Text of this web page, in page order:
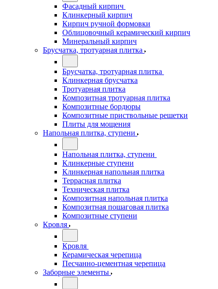
Фасадный кирпич
Клинкерный кирпич
Кирпич ручной формовки
Облицовочный керамический кирпич
Минеральный кирпич
Брусчатка, тротуарная плитка
Брусчатка, тротуарная плитка
Клинкерная брусчатка
Тротуарная плитка
Композитная тротуарная плитка
Композитные бордюры
Композитные приствольные решетки
Плиты для мощения
Напольная плитка, ступени
Напольная плитка, ступени
Клинкерные ступени
Клинкерная напольная плитка
Террасная плитка
Техническая плитка
Композитная напольная плитка
Композитная пошаговая плитка
Композитные ступени
Кровля
Кровля
Керамическая черепица
Песчанно-цементная черепица
Заборные элементы